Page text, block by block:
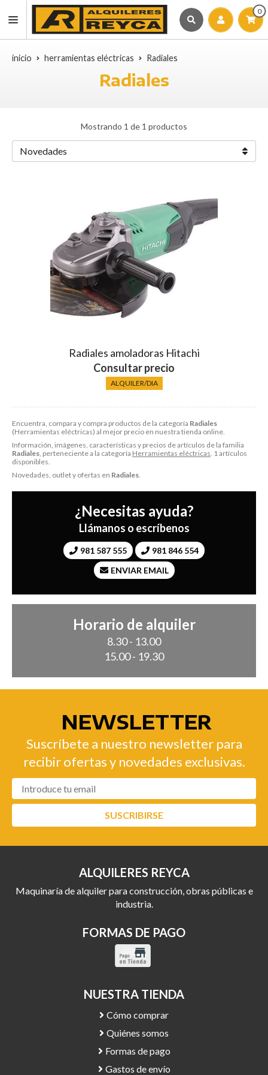
0
inicio herramientas eléctricas Radiales
Radiales
Encuentra, compara y compra productos de la categoría Radiales
(Herramientas eléctricas) al mejor precio en nuestra tienda online.
Información, imágenes, características y precios de artículos de la familia
Radiales, perteneciente a la categoría Herramientas eléctricas. 1 artículos
disponibles.
Novedades, outlet y ofertas en Radiales.
Mostrando 1 de 1 productos
Radiales amoladoras Hitachi
Consultar precio
¿Necesitas ayuda?
Llámanos o escríbenos
981 587 555
981 846 554
ENVIAR EMAIL
Horario de alquiler
8.30 - 13.00
15.00 - 19.30
NEWSLETTER
Suscríbete a nuestro newsletter para
recibir ofertas y novedades exclusivas.
SUSCRIBIRSE
ALQUILERES REYCA
Maquinaría de alquiler para construcción, obras públicas e
industria.
FORMAS DE PAGO
NUESTRA TIENDA
Cómo comprar
Quiénes somos
Formas de pago
Gastos de envío